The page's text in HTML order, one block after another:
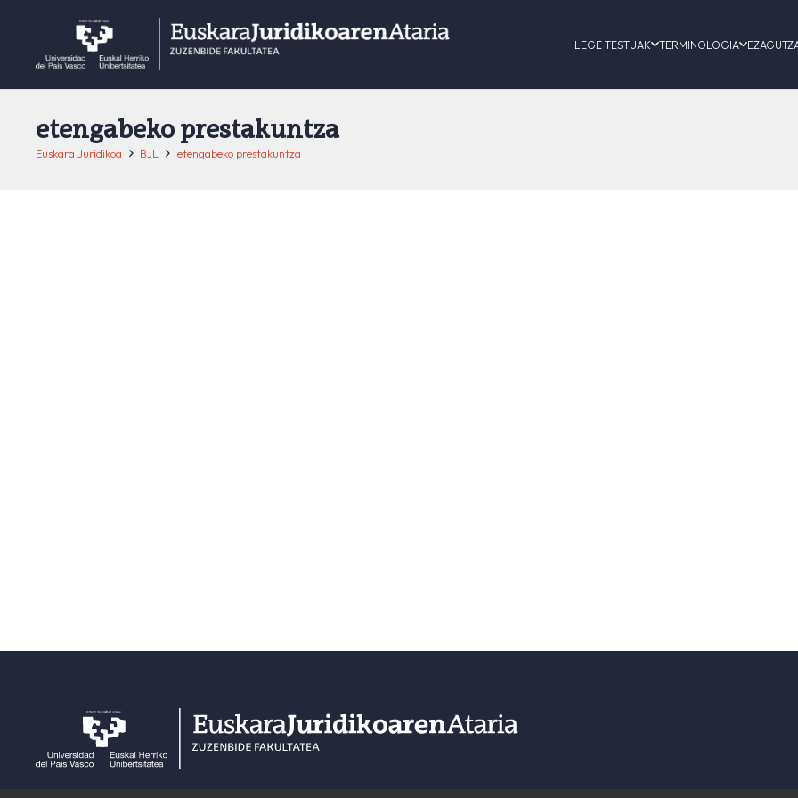
LEGE TESTUAK TERMINOLOGIA
etengabeko prestakuntza
Euskara Juridikoa BJL etengabeko prestakuntza